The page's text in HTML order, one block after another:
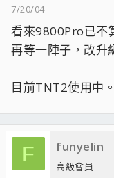
7/20/04
看來9800Pro已不
再等一陣子，改升
目前TNT2使用中。
F funyelin
高級會員